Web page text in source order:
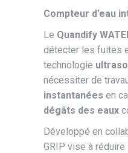
Compteur d’eau
Le Quandify
détecter les fuites
technologie
nécessiter de
instantanées en
dégâts des eaux
Développé en
GRIP vise à